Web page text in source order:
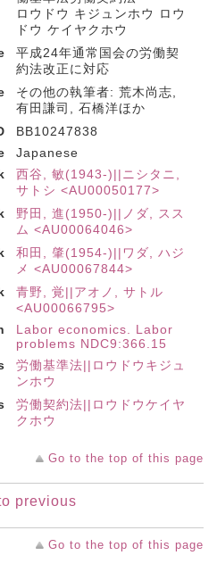
ロウドウ キジュンホウ ロウ
ドウ ケイヤクホウ
平成24年通常国会の労働契
約法改正に対応
その他の執筆者: 荒木尚志,
有田謙司, 石橋洋ほか
BB10247838
Japanese
西谷, 敏(1943-)||ニシタニ,
サトシ <AU00050177>
野田, 進(1950-)||ノダ, スス
ム <AU00064046>
和田, 肇(1954-)||ワダ, ハジ
メ <AU00067844>
青野, 覚||アオノ, サトル
<AU00066795>
Labor economics. Labor
problems NDC9:366.15
労働基準法||ロウドウキジュ
ンホウ
労働契約法||ロウドウケイヤ
クホウ
Go to the top of this page
previous
Go to the top of this page